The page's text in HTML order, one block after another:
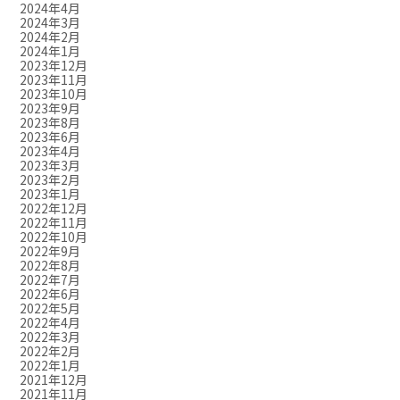
2024年4月
2024年3月
2024年2月
2024年1月
2023年12月
2023年11月
2023年10月
2023年9月
2023年8月
2023年6月
2023年4月
2023年3月
2023年2月
2023年1月
2022年12月
2022年11月
2022年10月
2022年9月
2022年8月
2022年7月
2022年6月
2022年5月
2022年4月
2022年3月
2022年2月
2022年1月
2021年12月
2021年11月